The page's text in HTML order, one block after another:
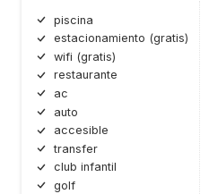
piscina
estacionamiento (gratis)
wifi (gratis)
restaurante
ac
auto
accesible
transfer
club infantil
golf